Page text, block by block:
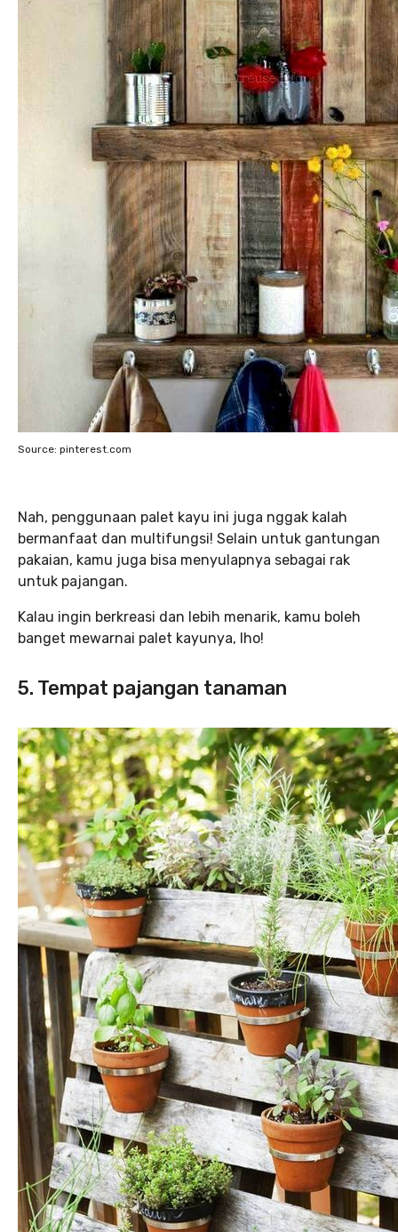
Source: pinterest.com
Nah, penggunaan palet kayu ini juga nggak kalah
bermanfaat dan multifungsi! Selain untuk gantungan
pakaian, kamu juga bisa menyulapnya sebagai rak
untuk pajangan.
Kalau ingin berkreasi dan lebih menarik, kamu boleh
banget mewarnai palet kayunya, lho!
5. Tempat pajangan tanaman